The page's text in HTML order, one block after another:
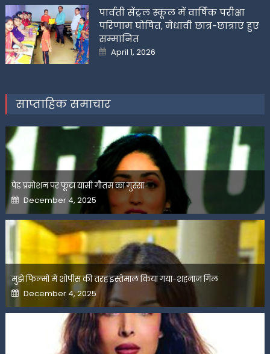
पार्वती सेंट्रल स्कूल में वार्षिक परीक्षा
परिणाम घोषित, मेधावी छात्र-छात्राएं हुए
सम्मानित
Posted
on
April 1, 2026
साप्ताहिक समाचार
पेड प्रमोशन पर फूटा यामी गौतम का गुस्सा
Posted
on
December 4, 2025
मुझे फिल्मों में शोपीस की तरह इस्तेमाल किया गया-शहनाज गिल
Posted
on
December 4, 2025